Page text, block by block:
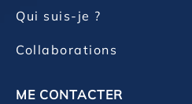
Qui suis-je ?
Collaborations
ME CONTACTER